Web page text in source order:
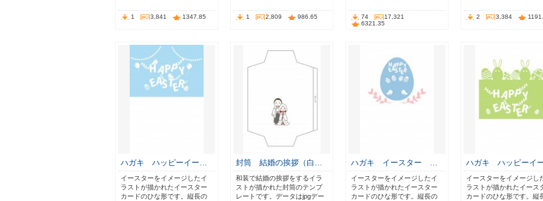
1 3,841 1347.85 1 2,809 986.65 74
17,321
6321.35
2 3,384
ハガキ ハッピーイー…
イースターをイメージしたイ
ラストが描かれたイースター
カードのひな形です。縦長の
封筒 結婚の挨拶（白…
和装で結婚の挨拶をするイラ
ストが描かれた封筒のテンプ
レートです。データはjpgデー
ハガキ イースター …
イースターをイメージしたイ
ラストが描かれたイースター
カードのひな形です。縦長の
ハガキ ハッピーイ
イースターをイメージし
ラストが描かれたイース
カードのひな形です。縦